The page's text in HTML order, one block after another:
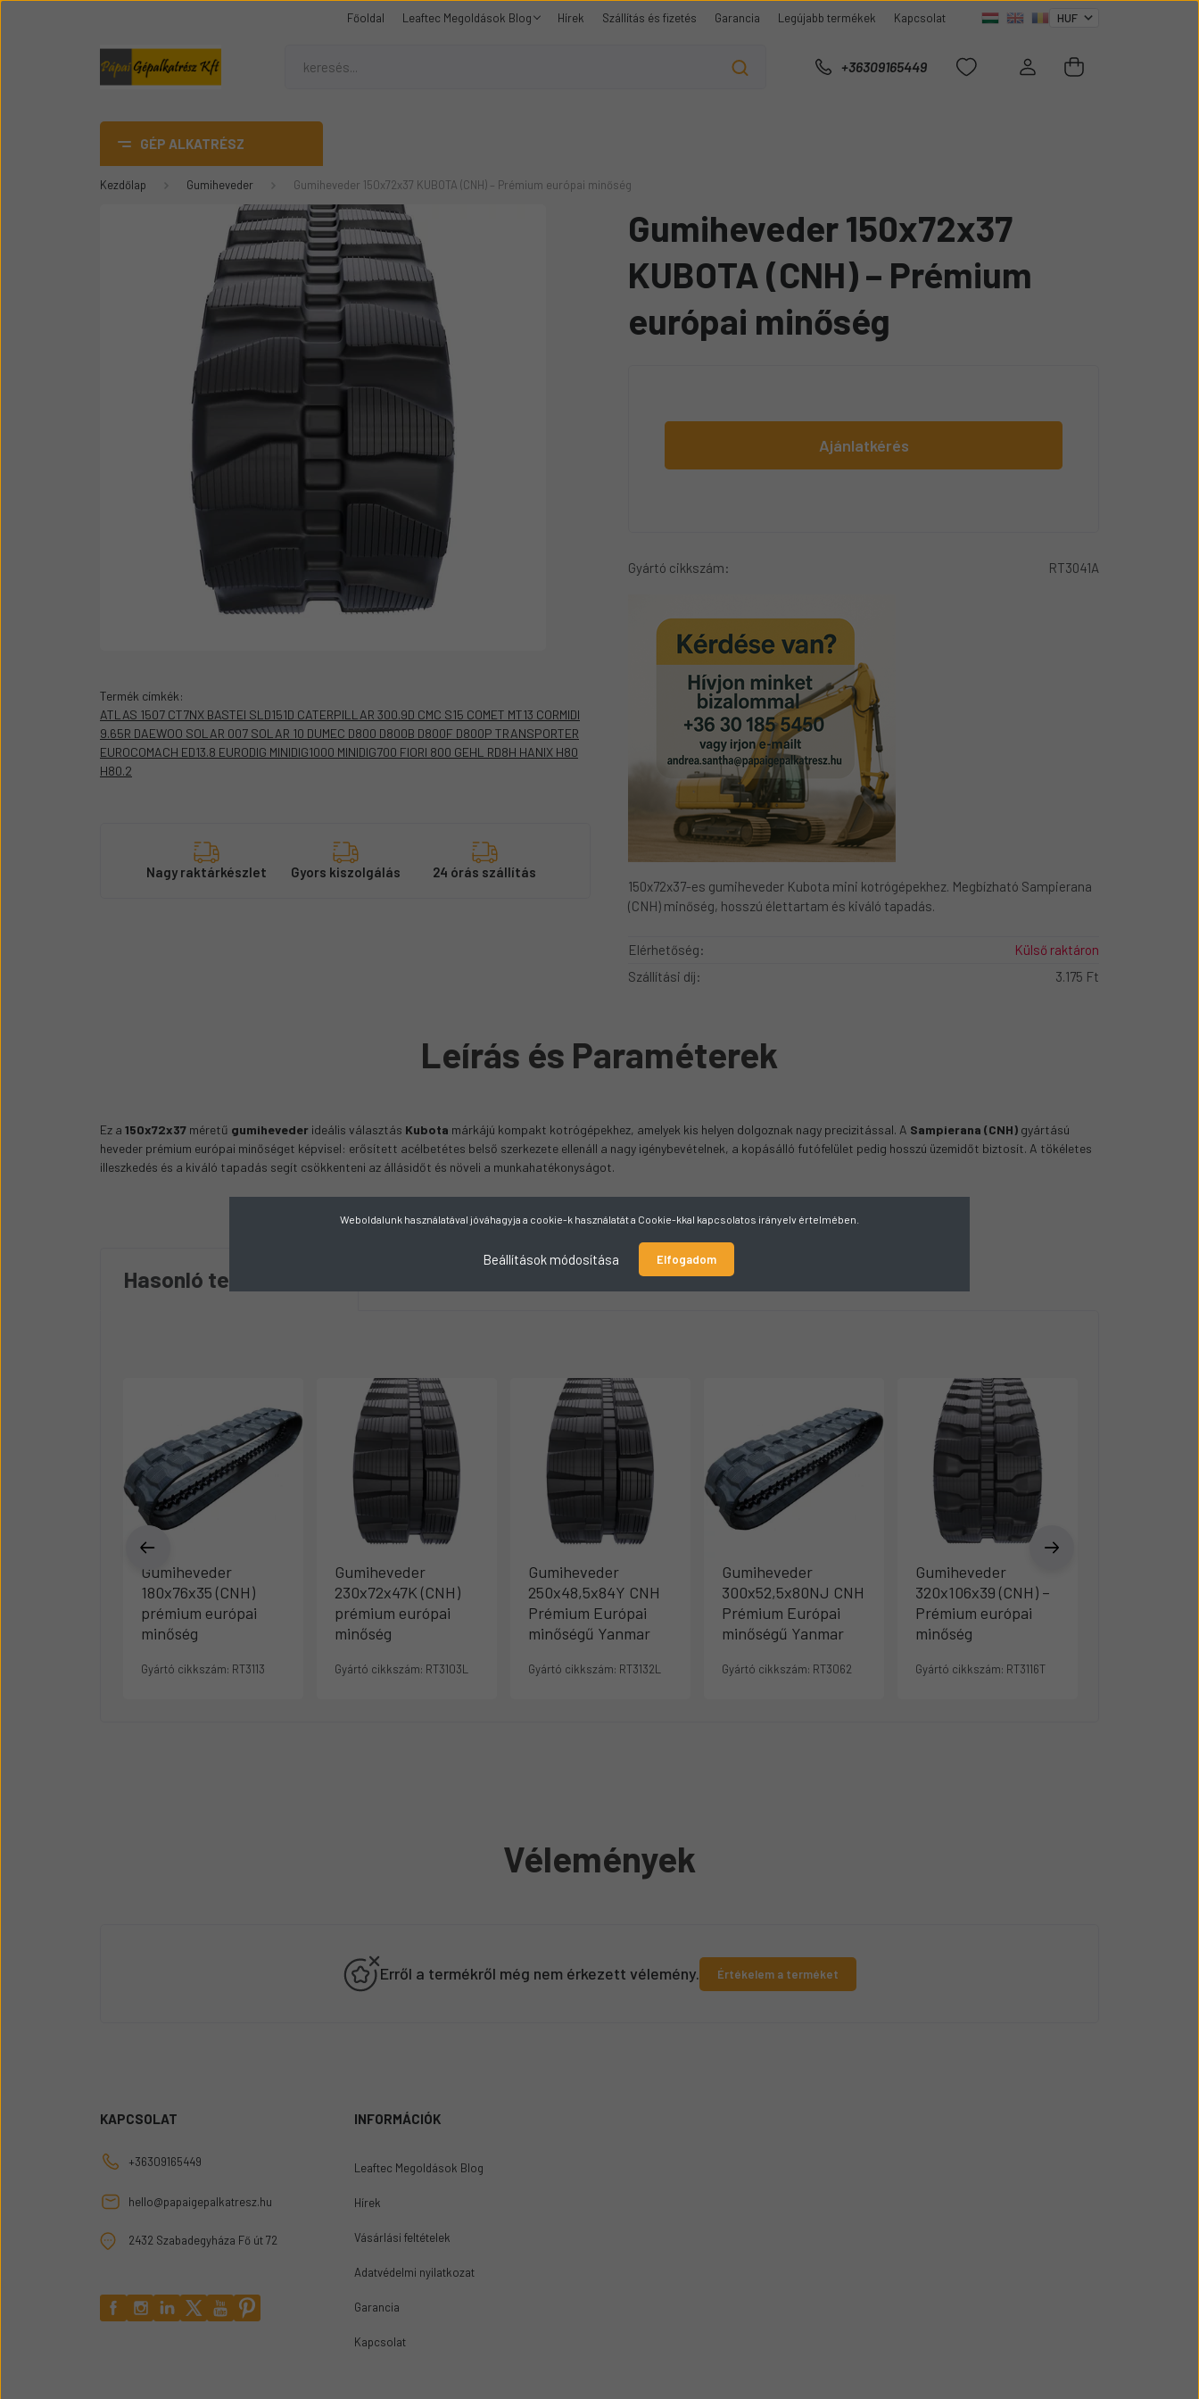
Főoldal Leaftec Megoldások Blog Hírek Szállítás és fizetés Garancia Legújabb termékek Kapcsolat
+36309165449
GÉP ALKATRÉSZ
AdBlue
DANA SPICER híd alkatrész
Mezőgazdasági gép
Épitőipari gépalkatrészek
Teleszkópos rakódó
Üzemanyag adagolók
Kezdőlap Gumiheveder Gumiheveder 150x72x37 KUBOTA (CNH) – Prémium európai minőség
Termék címkék:
ATLAS 1507 CT7NX BASTEI SLD151D CATERPILLAR 300.9D CMC S15 COMET MT13 CORMIDI
9.65R DAEWOO SOLAR 007 SOLAR 10 DUMEC D800 D800B D800F D800P TRANSPORTER
EUROCOMACH ED13.8 EURODIG MINIDIG1000 MINIDIG700 FIORI 800 GEHL RD8H HANIX H80
H80.2
Nagy raktárkészlet Gyors kiszolgálás 24 órás szállítás
Gumiheveder 150x72x37
KUBOTA (CNH) – Prémium
európai minőség
Ajánlatkérés
Gyártó cikkszám: RT3041A
150x72x37-es gumiheveder Kubota mini kotrógépekhez. Megbízható Sampierana
(CNH) minőség, hosszú élettartam és kiváló tapadás.
Elérhetőség:
Külső raktáron
Szállítási díj:
3.175 Ft
Leírás és Paraméterek
Ez a 150x72x37 méretű gumiheveder ideális választás Kubota márkájú kompakt kotrógépekhez, amelyek kis helyen dolgoznak nagy precizitással. A Sampierana (CNH) gyártású
heveder prémium európai minőséget képvisel: erősített acélbetétes belső szerkezete ellenáll a nagy igénybevételnek, a kopásálló futófelület pedig hosszú üzemidőt biztosít. A tökéletes
illeszkedés és a kiváló tapadás segít csökkenteni az állásidőt és növeli a munkahatékonyságot.
Hasonló termékek
Gumiheveder
180x76x35 (CNH)
prémium európai
minőség
Gyártó cikkszám: RT3113
Gumiheveder
230x72x47K (CNH)
prémium európai
minőség
Gyártó cikkszám: RT3103L
Gumiheveder
250x48,5x84Y CNH
Prémium Európai
minőségű Yanmar
Gyártó cikkszám: RT3132L
Gumiheveder
300x52,5x80NJ CNH
Prémium Európai
minőségű Yanmar
Gyártó cikkszám: RT3062
Gumiheveder
320x106x39 (CNH) –
Prémium európai
minőség
Gyártó cikkszám: RT3116T
Vélemények
Erről a termékről még nem érkezett vélemény. Értékelem a terméket
KAPCSOLAT
+36309165449
hello@papaigepalkatresz.hu
2432 Szabadegyháza Fő út 72
INFORMÁCIÓK
Leaftec Megoldások Blog
Hírek
Vásárlási feltételek
Adatvédelmi nyilatkozat
Garancia
Kapcsolat
Weboldalunk használatával jóváhagyja a cookie-k használatát a Cookie-kkal kapcsolatos irányelv értelmében.
Beállítások módosítása Elfogadom